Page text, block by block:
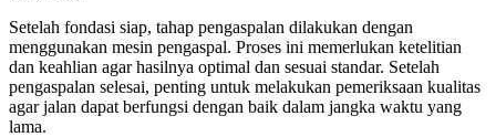
Setelah fondasi siap, tahap pengaspalan dilakukan dengan
menggunakan mesin pengaspal. Proses ini memerlukan ketelitian
dan keahlian agar hasilnya optimal dan sesuai standar. Setelah
pengaspalan selesai, penting untuk melakukan pemeriksaan kualitas
agar jalan dapat berfungsi dengan baik dalam jangka waktu yang
lama.